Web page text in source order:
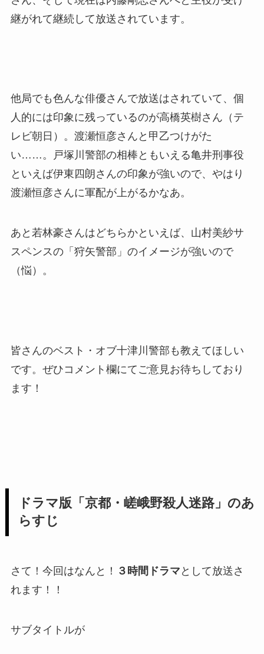
継がれて継続して放送されています。
他局でも色んな俳優さんで放送はされていて、個
人的には印象に残っているのが高橋英樹さん（テ
レビ朝日）。渡瀬恒彦さんと甲乙つけがた
い……。戸塚川警部の相棒ともいえる亀井刑事役
といえば伊東四朗さんの印象が強いので、やはり
渡瀬恒彦さんに軍配が上がるかなあ。
あと若林豪さんはどちらかといえば、山村美紗サ
スペンスの「狩矢警部」のイメージが強いので
（悩）。
皆さんのベスト・オブ十津川警部も教えてほしい
です。ぜひコメント欄にてご意見お待ちしており
ます！
ドラマ版「京都・嵯峨野殺人迷路」のあ
らすじ
さて！今回はなんと！ ３時間ドラマ として放送さ
れます！！
サブタイトルが